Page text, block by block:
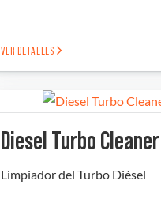
VER DETALLES
Diesel Turbo Cleaner
Limpiador del Turbo Diésel